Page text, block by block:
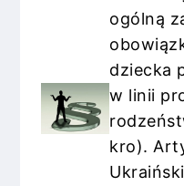
ogólną
dziecka
w linii
kro).